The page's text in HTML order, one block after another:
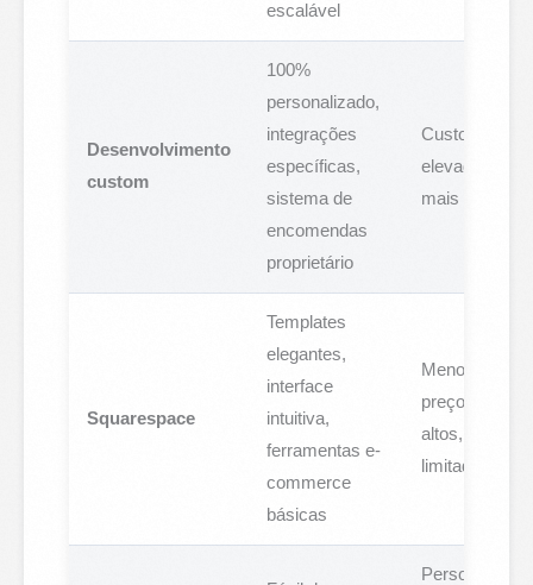
escalável
Desenvolvimento
custom
100%
personalizado,
integrações
específicas,
sistema de
encomendas
proprietário
Custo inicial
elevado,
mais longo
Squarespace
Templates
elegantes,
interface
intuitiva,
ferramentas e-
commerce
básicas
Menos
preços mais
altos, SEO
limitado